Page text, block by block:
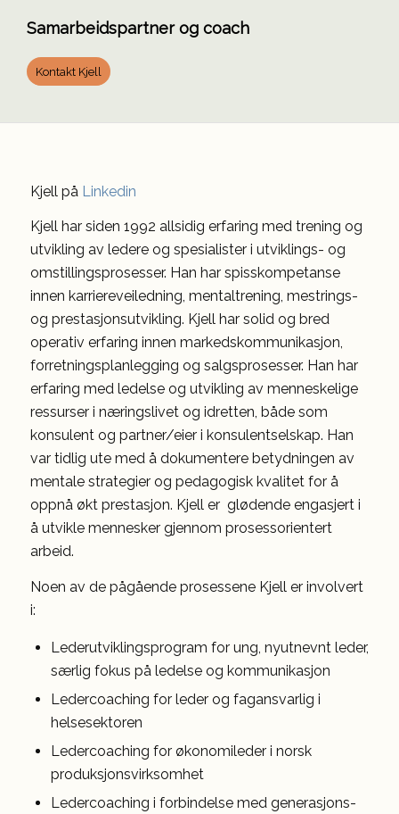
Samarbeidspartner og coach
Kontakt Kjell
Kjell på Linkedin
Kjell har siden 1992 allsidig erfaring med trening og
utvikling av ledere og spesialister i utviklings- og
omstillingsprosesser. Han har spisskompetanse
innen karriereveiledning, mentaltrening, mestrings-
og prestasjonsutvikling. Kjell har solid og bred
operativ erfaring innen markedskommunikasjon,
forretningsplanlegging og salgsprosesser. Han har
erfaring med ledelse og utvikling av menneskelige
ressurser i næringslivet og idretten, både som
konsulent og partner/eier i konsulentselskap. Han
var tidlig ute med å dokumentere betydningen av
mentale strategier og pedagogisk kvalitet for å
oppnå økt prestasjon. Kjell er glødende engasjert i
å utvikle mennesker gjennom prosessorientert
arbeid.
Noen av de pågående prosessene Kjell er involvert
i:
Lederutviklingsprogram for ung, nyutnevnt leder,
særlig fokus på ledelse og kommunikasjon
Ledercoaching for leder og fagansvarlig i
helsesektoren
Ledercoaching for økonomileder i norsk
produksjonsvirksomhet
Ledercoaching i forbindelse med generasjons-